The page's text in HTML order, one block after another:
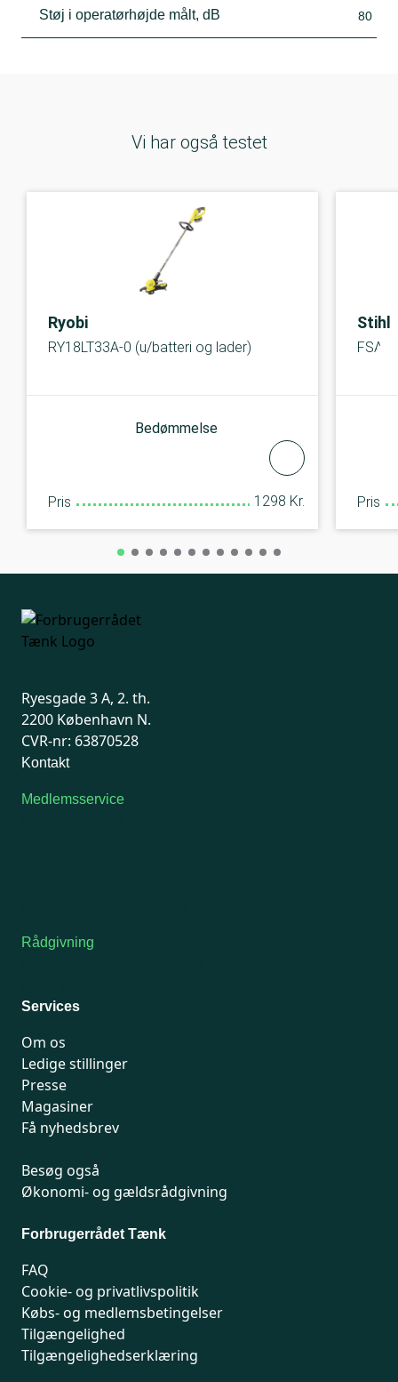
Støj i operatørhøjde målt, dB 80
Vi har også testet
Ryobi
RY18LT33A-0 (u/batteri og lader)
Bedømmelse
Pris 1298 Kr.
Stihl
FSA
Pris
Ryesgade 3 A, 2. th.
2200 København N.
CVR-nr: 63870528
Kontakt
Medlemsservice
Rådgivning
Services
Om os
Ledige stillinger
Presse
Magasiner
Få nyhedsbrev
Besøg også
Økonomi- og gældsrådgivning
Forbrugerrådet Tænk
FAQ
Cookie- og privatlivspolitik
Købs- og medlemsbetingelser
Tilgængelighed
Tilgængelighedserklæring